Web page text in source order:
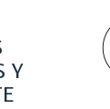
Y